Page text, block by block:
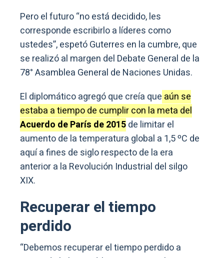
Pero el futuro “no está decidido, les
corresponde escribirlo a líderes como
ustedes”, espetó Guterres en la cumbre, que
se realizó al margen del Debate General de la
78° Asamblea General de Naciones Unidas.
El diplomático agregó que creía que aún se
estaba a tiempo de cumplir con la meta del
Acuerdo de París de 2015de limitar el
aumento de la temperatura global a 1,5 ºC de
aquí a fines de siglo respecto de la era
anterior a la Revolución Industrial del silgo
XIX.
Recuperar el tiempo
perdido
“Debemos recuperar el tiempo perdido a